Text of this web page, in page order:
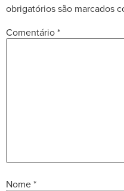
obrigatórios são marcados
Comentário*
Nome*